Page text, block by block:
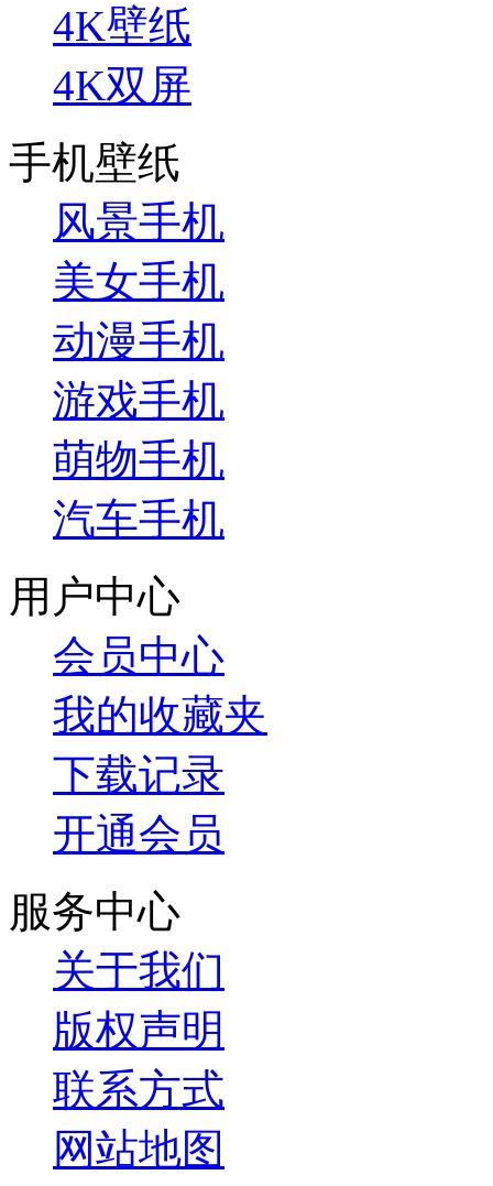
4K壁纸
4K双屏
手机壁纸
风景手机
美女手机
动漫手机
游戏手机
萌物手机
汽车手机
用户中心
会员中心
我的收藏夹
下载记录
开通会员
服务中心
关于我们
版权声明
联系方式
网站地图